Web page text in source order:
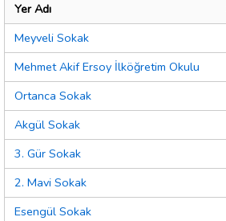
Yer Adı
Meyveli Sokak
Mehmet Akif Ersoy İlköğretim Okulu
Ortanca Sokak
Akgül Sokak
3. Gür Sokak
2. Mavi Sokak
Esengül Sokak